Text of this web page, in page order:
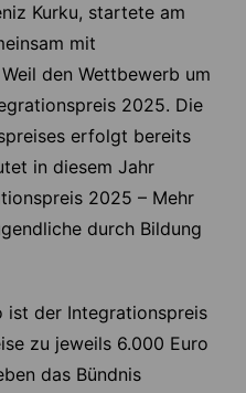
Kurku, startete am
mit
den Wettbewerb um
2025. Die
erfolgt bereits
in diesem Jahr
2025 – Mehr
durch Bildung
ist der Integrationspreis
zu jeweils 6.000 Euro
das Bündnis